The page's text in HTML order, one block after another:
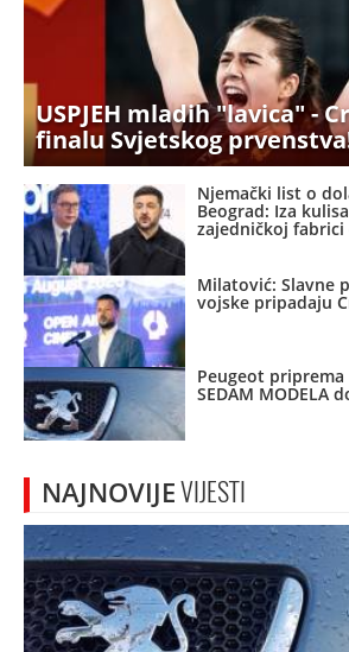
USPJEH mladih "lavica" -
finalu Svjetskog
Njemački list o
Beograd: Iza
zajedničkoj
Milatović: Slavne
vojske pripadaju
Peugeot
SEDAM MODELA
NAJNOVIJEVIJESTI